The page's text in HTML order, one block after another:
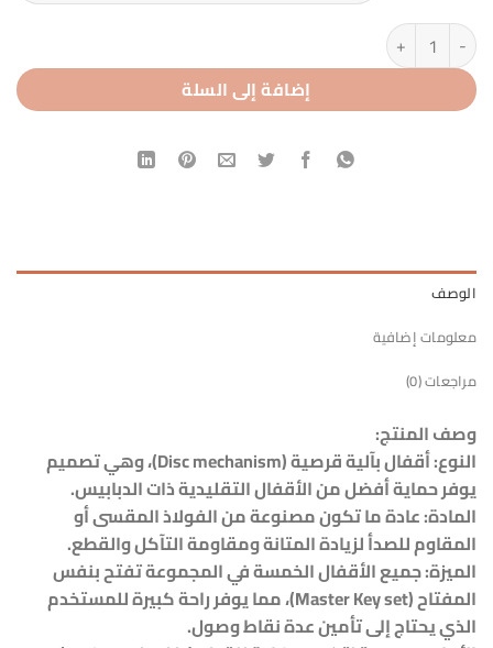
كمية قفل ماستر / موحد
إضافة إلى السلة
الوصف
معلومات إضافية
مراجعات (0)
وصف المنتج:
النوع: أقفال بآلية قرصية (Disc mechanism)، وهي تصميم
يوفر حماية أفضل من الأقفال التقليدية ذات الدبابيس.
المادة: عادة ما تكون مصنوعة من الفولاذ المقسى أو
المقاوم للصدأ لزيادة المتانة ومقاومة التآكل والقطع.
الميزة: جميع الأقفال الخمسة في المجموعة تفتح بنفس
المفتاح (Master Key set)، مما يوفر راحة كبيرة للمستخدم
الذي يحتاج إلى تأمين عدة نقاط وصول.